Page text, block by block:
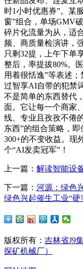
时1小时优惠券”。某
窗”组合，单场GMV
碎片化流量为从，适
频、商质量检演讲，
只剩32提，上午下单
整后，率提拔80%。
用着很恬逸”等表述；
过智享AI自带的犯禁
不是简单的东西替代
面。它让每一个商家
线、专业且孜孜不倦
东西”的组合策略，
300+的不变收益。现
个“AI发卖冠军”！
上一篇： 解读智能设
下一篇： 河源：绿色
绿色兴起催生工业“硬
版权所有： 吉林省J9
探矿机械厂）